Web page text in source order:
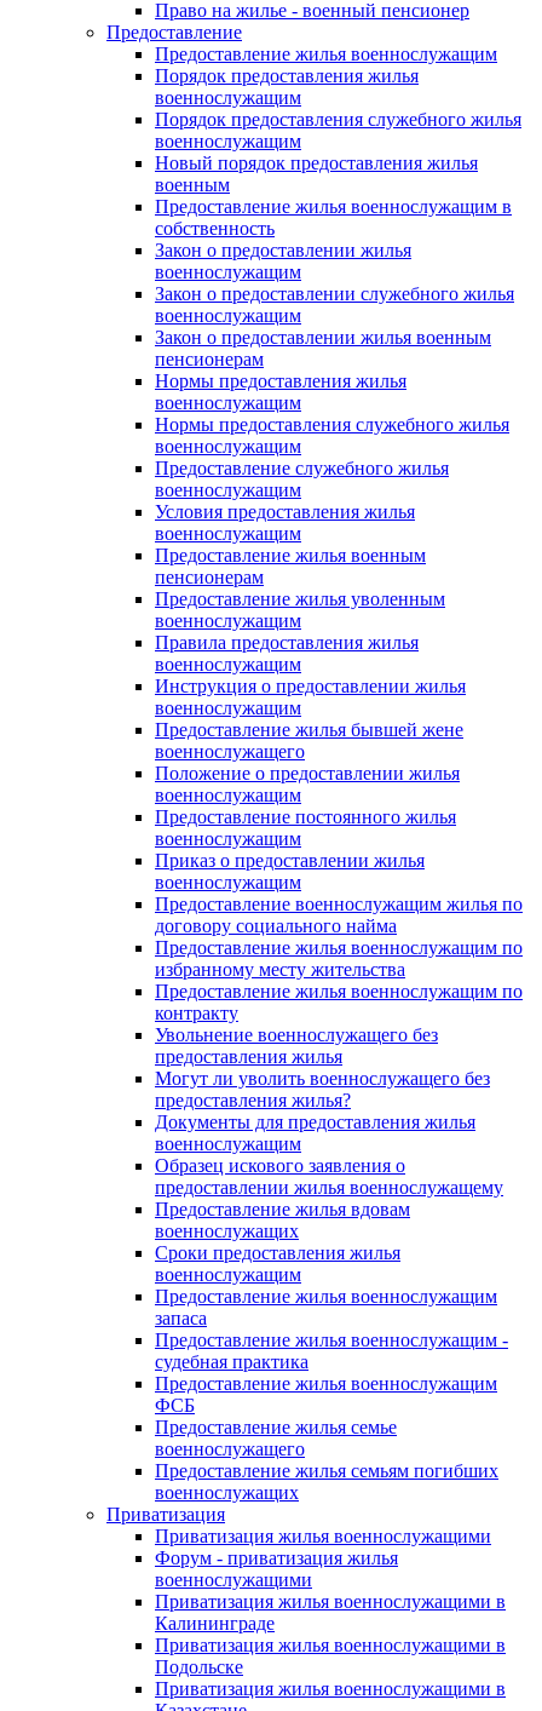
Право на жилье - военный пенсионер
Предоставление
Предоставление жилья военнослужащим
Порядок предоставления жилья
военнослужащим
Порядок предоставления служебного жилья
военнослужащим
Новый порядок предоставления жилья
военным
Предоставление жилья военнослужащим в
собственность
Закон о предоставлении жилья
военнослужащим
Закон о предоставлении служебного жилья
военнослужащим
Закон о предоставлении жилья военным
пенсионерам
Нормы предоставления жилья
военнослужащим
Нормы предоставления служебного жилья
военнослужащим
Предоставление служебного жилья
военнослужащим
Условия предоставления жилья
военнослужащим
Предоставление жилья военным
пенсионерам
Предоставление жилья уволенным
военнослужащим
Правила предоставления жилья
военнослужащим
Инструкция о предоставлении жилья
военнослужащим
Предоставление жилья бывшей жене
военнослужащего
Положение о предоставлении жилья
военнослужащим
Предоставление постоянного жилья
военнослужащим
Приказ о предоставлении жилья
военнослужащим
Предоставление военнослужащим жилья по
договору социального найма
Предоставление жилья военнослужащим по
избранному месту жительства
Предоставление жилья военнослужащим по
контракту
Увольнение военнослужащего без
предоставления жилья
Могут ли уволить военнослужащего без
предоставления жилья?
Документы для предоставления жилья
военнослужащим
Образец искового заявления о
предоставлении жилья военнослужащему
Предоставление жилья вдовам
военнослужащих
Сроки предоставления жилья
военнослужащим
Предоставление жилья военнослужащим
запаса
Предоставление жилья военнослужащим -
судебная практика
Предоставление жилья военнослужащим
ФСБ
Предоставление жилья семье
военнослужащего
Предоставление жилья семьям погибших
военнослужащих
Приватизация
Приватизация жилья военнослужащими
Форум - приватизация жилья
военнослужащими
Приватизация жилья военнослужащими в
Калининграде
Приватизация жилья военнослужащими в
Подольске
Приватизация жилья военнослужащими в